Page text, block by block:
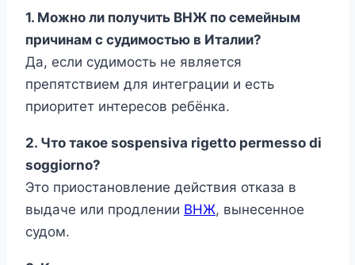
1. Можно ли получить ВНЖ по семейным
причинам с судимостью в Италии?
Да, если судимость не является
препятствием для интеграции и есть
приоритет интересов ребёнка.
2. Что такое sospensiva rigetto permesso di
soggiorno?
Это приостановление действия отказа в
выдаче или продлении ВНЖ, вынесенное
судом.